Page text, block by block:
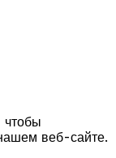
чтобы
веб-сайте.